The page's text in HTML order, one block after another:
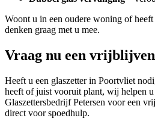
Woont u in een oudere woning of
denken graag met u mee.
Vraag nu een
Heeft u een glaszetter in Poortvliet
heeft of juist vooruit plant, wij helpen
Glaszettersbedrijf Petersen voor een
direct voor spoedhulp.